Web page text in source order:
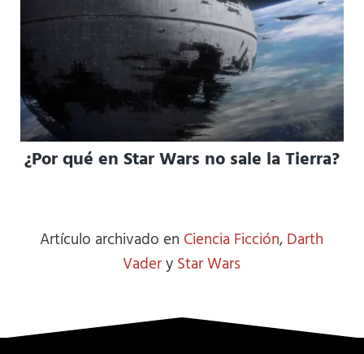
¿Por qué en Star Wars no sale la Tierra?
Artículo archivado en Ciencia Ficción, Darth
Vadery Star Wars